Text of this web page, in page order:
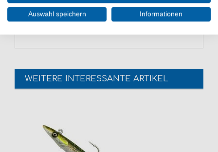
Die Balzer Iron Line 8 Catfish 1500m geflochtene
Angelschnur ist eine gute Wahl beim Angeln auf Wels.
WEITERE INTERESSANTE ARTIKEL
Auswahl speichern Informationen